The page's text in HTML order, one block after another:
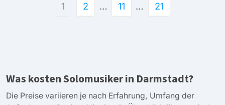
1 2 … 11 … 21
Was kosten Solomusiker in Darmstadt?
Die Preise variieren je nach Erfahrung, Umfang der